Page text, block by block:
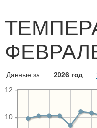
Данные за: 2026 год
10
12